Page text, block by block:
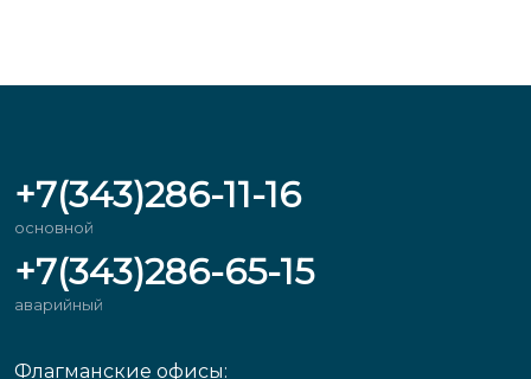
+7(343)286-11-16
основной
+7(343)286-65-15
аварийный
Флагманские офисы: